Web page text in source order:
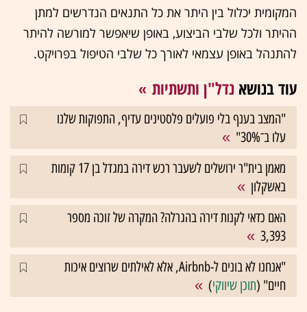
המקומית יכלול בין היתר את כל התנאים הנדרשים למתן
ההיתר ולכל שלבי הביצוע, באופן שיאפשר למורשה להיתר
להתנהל באופן עצמאי לאורך כל שלבי הטיפול בפרויקט.
עוד בנושא נדל"ן ותשתיות
"המצב בענף בלי פועלים פלסטינים עדיף, התפוקות שלנו
עלו ב־30%"
מאמן בית"ר ירושלים לשעבר רכש דירה במגדל בן 17 קומות
באשקלון
האם כדאי לקנות דירה בהגרלה? המקרה של זוכה מספר
3,393
"אנחנו לא בונים ל-Airbnb, אלא לאילתים שרוצים איכות
חיים" (תוכן שיווקי)